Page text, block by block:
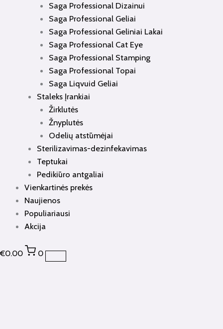
Saga Professional Dizainui
Saga Professional Geliai
Saga Professional Geliniai Lakai
Saga Professional Cat Eye
Saga Professional Stamping
Saga Professional Topai
Saga Liqvuid Geliai
Staleks Įrankiai
Žirklutės
Žnyplutės
Odelių atstūmėjai
Sterilizavimas-dezinfekavimas
Teptukai
Pedikiūro antgaliai
Vienkartinės prekės
Naujienos
Populiariausi
Akcija
€0.00 0